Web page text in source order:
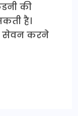
की
है।
सेवन करने